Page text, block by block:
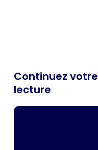
Continuez votre
lecture